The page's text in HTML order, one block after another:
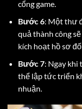
cổng game.
Bước 6: Một thư
quả thành công
kích hoạt hồ sơ
Bước 7: Ngay khi
thể lập tức triển
nhuận.